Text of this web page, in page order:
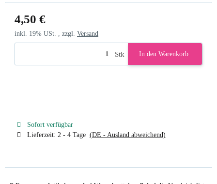
4,50 €
inkl. 19% USt. , zzgl. Versand
Stk In den Warenkorb
Sofort verfügbar
Lieferzeit: 2 - 4 Tage (DE - Ausland abweichend)